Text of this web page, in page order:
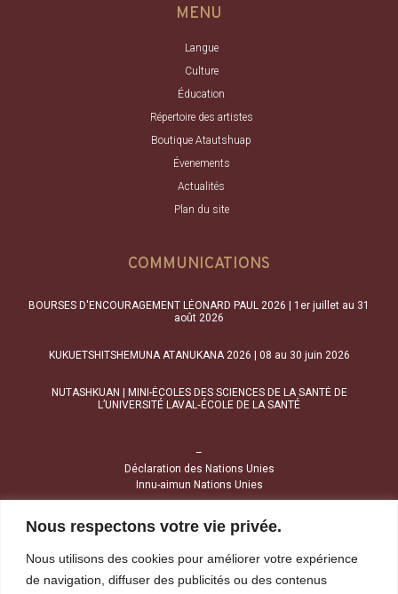
Nous respectons votre vie privée.
Nous utilisons des cookies pour améliorer votre expérience
de navigation, diffuser des publicités ou des contenus
MENU
Langue
Culture
Éducation
Répertoire des artistes
Boutique Atautshuap
Évenements
Actualités
Plan du site
COMMUNICATIONS
BOURSES D'ENCOURAGEMENT LÉONARD PAUL 2026 | 1er juillet au 31
août 2026
KUKUETSHITSHEMUNA ATANUKANA 2026 | 08 au 30 juin 2026
NUTASHKUAN | MINI-ÉCOLES DES SCIENCES DE LA SANTÉ DE
L’UNIVERSITÉ LAVAL‑ÉCOLE DE LA SANTÉ
–
Déclaration des Nations Unies
Innu-aimun Nations Unies
NOUS JOINDRE
1034, avenue Brochu